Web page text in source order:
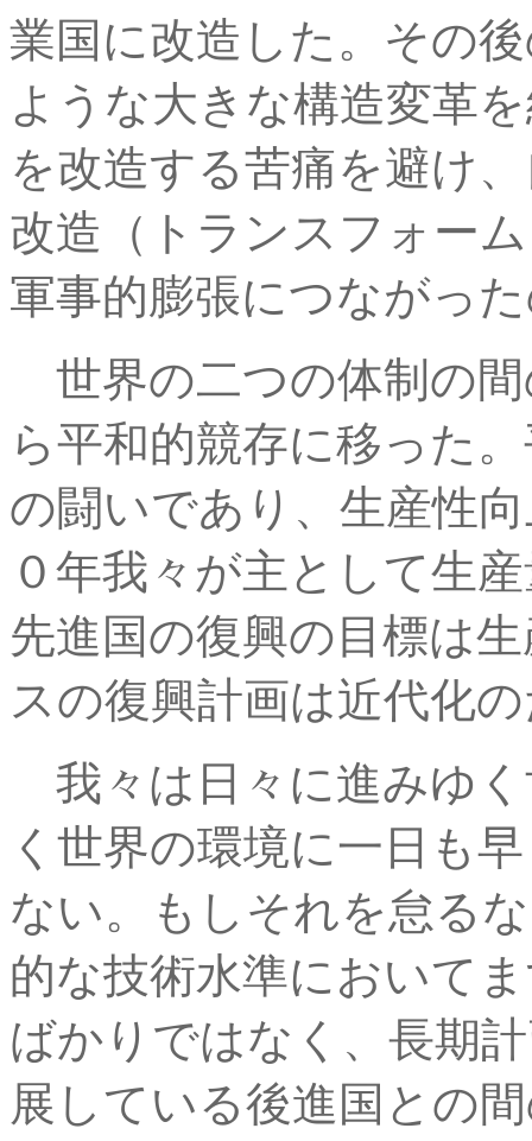
業国に改造した。その
ような大きな構造変革
を改造する苦痛を避け
改造（トランスフォー
軍事的膨張につながっ
世界の二つの体制の
ら平和的競存に移った
の闘いであり、生産性
０年我々が主として生
先進国の復興の目標は
スの復興計画は近代化
我々は日々に進みゆ
く世界の環境に一日も
ない。もしそれを怠る
的な技術水準において
ばかりではなく、長期
展している後進国との